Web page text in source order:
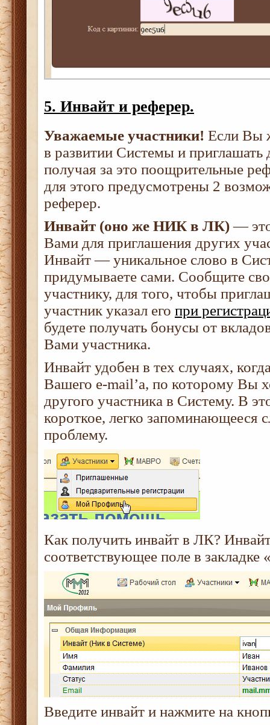
5. Инвайт и реферер.
Уважаемые участники! Если Вы
в развитии Системы и приглашать
получая за это поощрительные
для этого предусмотрены 2
реферер.
Инвайт (оно же НИК в ЛК)—
Вами для приглашения других
Инвайт — уникальное слово в
придумываете сами. Сообщите
участнику, для того, чтобы
участник указал его при
будете получать бонусы от
Вами участника.
Инвайт удобен в тех случаях,
Вашего e-mail’а, по которому Вы
другого участника в Систему. В
короткое, легко запоминающееся
проблему.
Как получить инвайт в ЛК?
соответствующее поле в
Введите инвайт и нажмите на